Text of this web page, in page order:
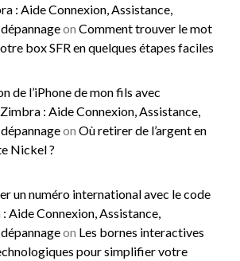
: Aide Connexion, Assistance,
on Comment trouver le mot
box SFR en quelques étapes faciles
de l’iPhone de mon fils avec
: Aide Connexion, Assistance,
on Où retirer de l’argent en
Nickel ?
un numéro international avec le code
Aide Connexion, Assistance,
on Les bornes interactives
pour simplifier votre